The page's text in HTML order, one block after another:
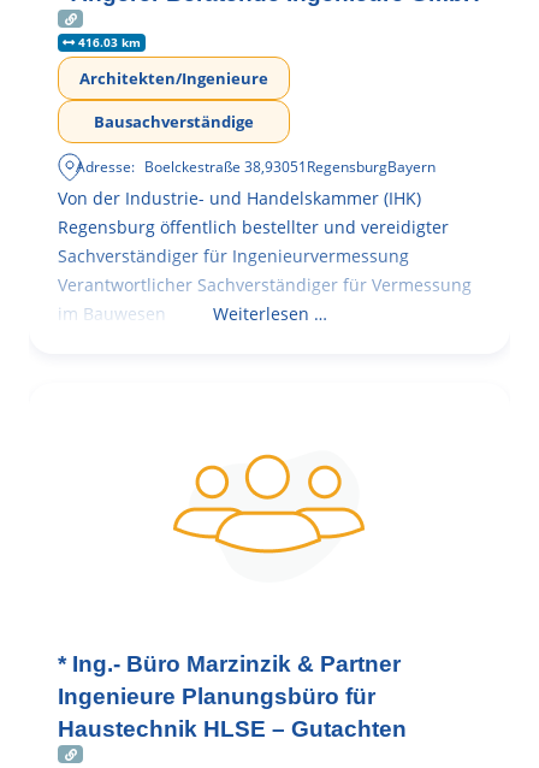
416.03 km
Architekten/Ingenieure
Bausachverständige
Adresse: Boelckestraße 38,93051RegensburgBayern
Von der Industrie- und Handelskammer (IHK)
Regensburg öffentlich bestellter und vereidigter
Sachverständiger für Ingenieurvermessung
Verantwortlicher Sachverständiger für Vermessung
im Bauwesen
Weiterlesen …
* Ing.- Büro Marzinzik & Partner
Ingenieure Planungsbüro für
Haustechnik HLSE – Gutachten